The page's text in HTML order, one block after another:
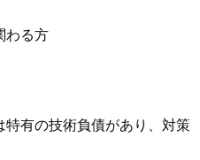
わる方
有の技術負債があり、対策